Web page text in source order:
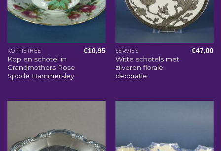
KOFFIETHEE
Kop en schotel in
Grandmothers Rose
Spode Hammersley
€10,95 SERVIES
Witte schotels met
zilveren florale
decoratie
€47,00